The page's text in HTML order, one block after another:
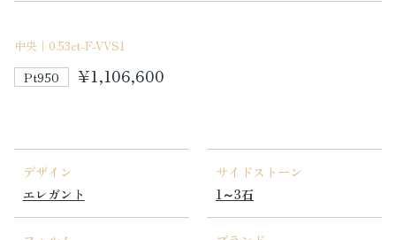
中央｜0.53ct-F-VVS1
Pt950 ¥1,106,600
デザイン
エレガント
サイドストーン
1～3石